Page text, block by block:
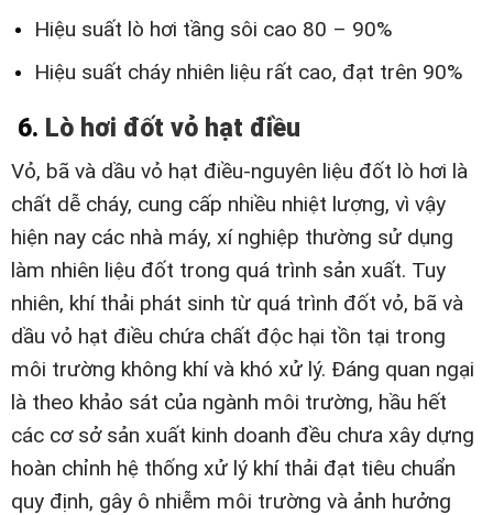
Hiệu suất lò hơi tầng sôi cao 80 – 90%
Hiệu suất cháy nhiên liệu rất cao, đạt trên 90%
6. Lò hơi đốt vỏ hạt điều
Vỏ, bã và dầu vỏ hạt điều-nguyên liệu đốt lò hơi là
chất dễ cháy, cung cấp nhiều nhiệt lượng, vì vậy
hiện nay các nhà máy, xí nghiệp thường sử dụng
làm nhiên liệu đốt trong quá trình sản xuất. Tuy
nhiên, khí thải phát sinh từ quá trình đốt vỏ, bã và
dầu vỏ hạt điều chứa chất độc hại tồn tại trong
môi trường không khí và khó xử lý. Đáng quan ngại
là theo khảo sát của ngành môi trường, hầu hết
các cơ sở sản xuất kinh doanh đều chưa xây dựng
hoàn chỉnh hệ thống xử lý khí thải đạt tiêu chuẩn
quy định, gây ô nhiễm môi trường và ảnh hưởng